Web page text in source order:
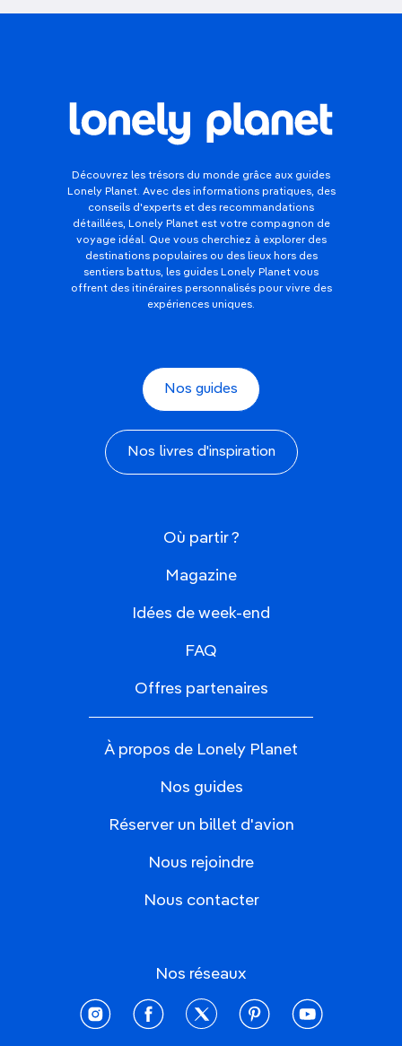
Découvrez les trésors du monde grâce aux guides
Lonely Planet. Avec des informations pratiques, des
conseils d'experts et des recommandations
détaillées, Lonely Planet est votre compagnon de
voyage idéal. Que vous cherchiez à explorer des
destinations populaires ou des lieux hors des
sentiers battus, les guides Lonely Planet vous
offrent des itinéraires personnalisés pour vivre des
expériences uniques.
Nos guides
Nos livres d'inspiration
Où partir ?
Magazine
Idées de week-end
FAQ
Offres partenaires
À propos de Lonely Planet
Nos guides
Réserver un billet d'avion
Nous rejoindre
Nous contacter
Nos réseaux
instagramfacebooktwitter pinterestyoutube